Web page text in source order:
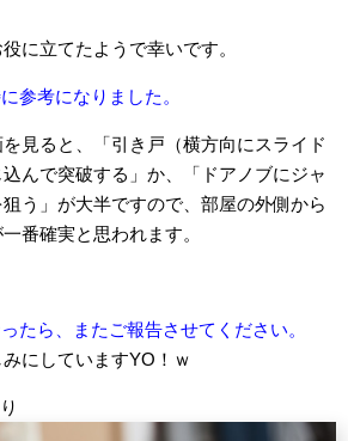
に立てたようで幸いです。
参考になりました。
見ると、「引き戸（横方向にスライド
んで突破する」か、「ドアノブにジャ
う」が大半ですので、部屋の外側から
番確実と思われます。
たら、またご報告させてください。
にしていますYO！ｗ